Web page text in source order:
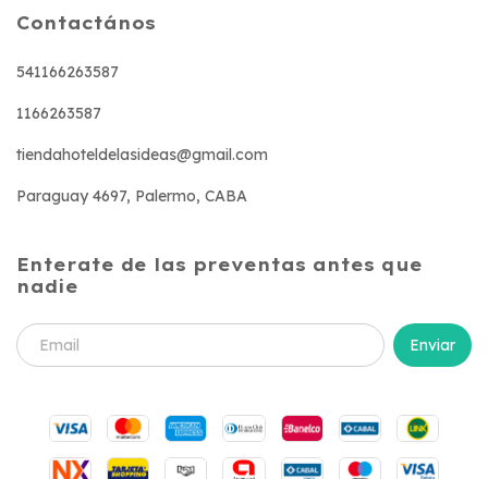
Contactános
541166263587
1166263587
tiendahoteldelasideas@gmail.com
Paraguay 4697, Palermo, CABA
Enterate de las preventas antes que
nadie